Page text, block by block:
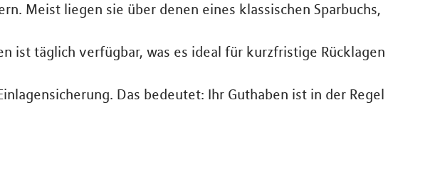
Meist liegen sie über denen eines klassischen Sparbuchs,
ist täglich verfügbar, was es ideal für kurzfristige Rücklagen
Das bedeutet: Ihr Guthaben ist in der Regel